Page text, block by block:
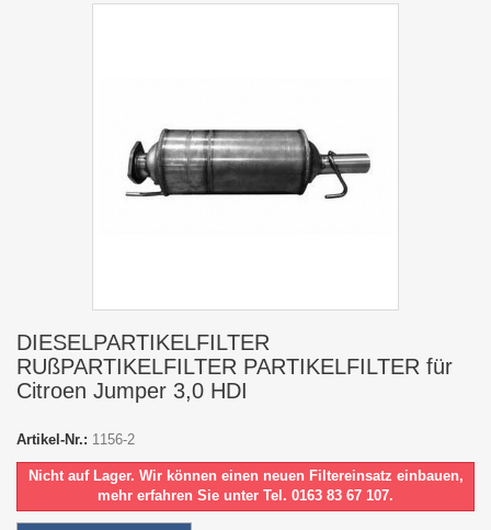
DIESELPARTIKELFILTER
RUßPARTIKELFILTER PARTIKELFILTER für
Citroen Jumper 3,0 HDI
Artikel-Nr.: 1156-2
Nicht auf Lager. Wir können einen neuen Filtereinsatz einbauen,
mehr erfahren Sie unter Tel. 0163 83 67 107.